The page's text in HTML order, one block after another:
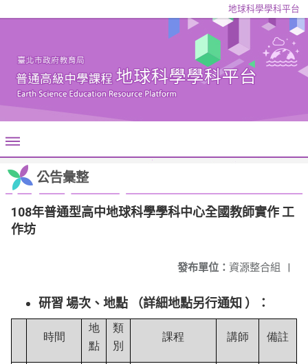
地球科學學科平台
公告彙整
108年普通型高中地球科學學科中心全國教師實作 工
作坊
發布單位： 資源整合組 |
研習 場次、地點 （詳細地點另行通知 ）：
時間
地
點
類
別
課程 講師 備註